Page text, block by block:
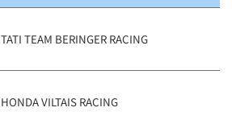
TATI TEAM BERINGER RACING
HONDA VILTAIS RACING